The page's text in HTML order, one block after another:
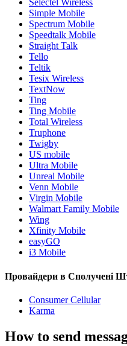
Selectel Wireless
Simple Mobile
Spectrum Mobile
Speedtalk Mobile
Straight Talk
Tello
Teltik
Tesix Wireless
TextNow
Ting
Ting Mobile
Total Wireless
Truphone
Twigby
US mobile
Ultra Mobile
Unreal Mobile
Venn Mobile
Virgin Mobile
Walmart Family Mobile
Wing
Xfinity Mobile
easyGO
i3 Mobile
Провайдери в Сполучені
Consumer Cellular
Karma
How to send